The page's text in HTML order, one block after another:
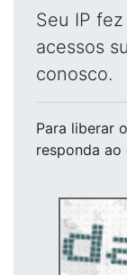
Seu IP
acessos
conosco.
Para liberar
responda